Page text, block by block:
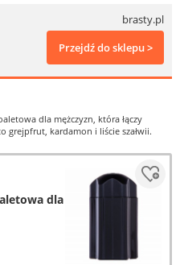
brasty.pl
Przejdź do sklepu >
dla mężczyzn, która łączy
grejpfrut, kardamon i liście szałwii.
dla